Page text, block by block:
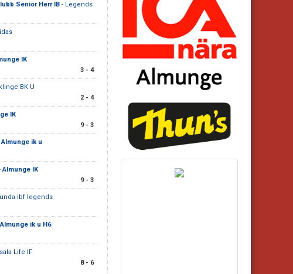
Senior Herr IB- Legends
IK
3 - 4
BK U
2 - 4
IK
9 - 3
Almunge ik u
Almunge IK
9 - 3
ibf legends
Almunge ik u H6
Life IF
8 - 6